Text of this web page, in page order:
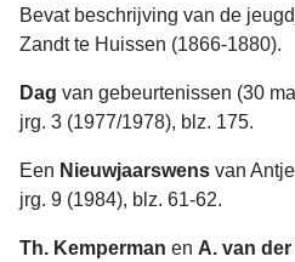
Bevat beschrijving van de
Zandt te Huissen (1866-1880).
Dag van gebeurtenissen (30
jrg. 3 (1977/1978), blz. 175.
Een Nieuwjaarswens van
jrg. 9 (1984), blz. 61-62.
Th. Kemperman en A. van